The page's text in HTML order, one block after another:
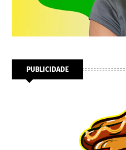
PUBLICIDADE